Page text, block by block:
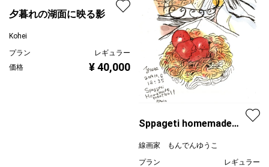
夕暮れの湖面に映る影
Kohei
プラン
レギュラー
価格
¥ 40,000
Sppageti homemade
線画家 もんでんゆうこ
プラン
レギュラー